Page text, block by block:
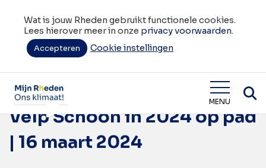
Wat is jouw Rheden gebruikt functionele cookies.
Lees hierover meer in onze privacy voorwaarden.
Accepteren Cookie instellingen
Wat is jouw Rheden MENU
Tag:Heel Rheden Schoon
Zwerfafvalbrigade Heel
Velp Schoon in 2024 op pad
| 16 maart 2024